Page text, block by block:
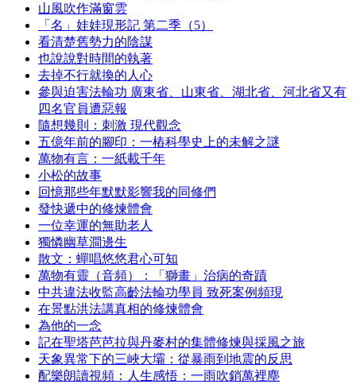
山風吹作滿窗雲
「名」娃娃現形記 第二季（5）
看清楚舊勢力的陰謀
也說說對時間的執著
去掉不行就換的人心
參與迫害法輪功 廣東省、山東省、湖北省、河北省又有
四名官員遭惡報
隨想幾則：刺激 現代觀念
五億年前的腳印：一樁科學史上的未解之謎
萬物有言：一紙載千年
小松的故事
回憶那些年默默影響我的同修們
發快遞中的修煉體會
一位幸運的無助老人
獨憐幽草澗邊生
散文：蟬唱悠悠君心可知
萬物有靈（音頻）：「獅畫」治病的奇蹟
中共違法收監高齡法輪功學員 致死案例頻現
在景點洪法講真相的修煉體會
為他的一念
記在聖塔芭芭拉與丹麥村的集體修煉與採風之旅
天象異常下的三峽大壩：從暴雨到地震的反思
配樂朗讀視頻：人生感悟：一雨吹銷萬裡塵